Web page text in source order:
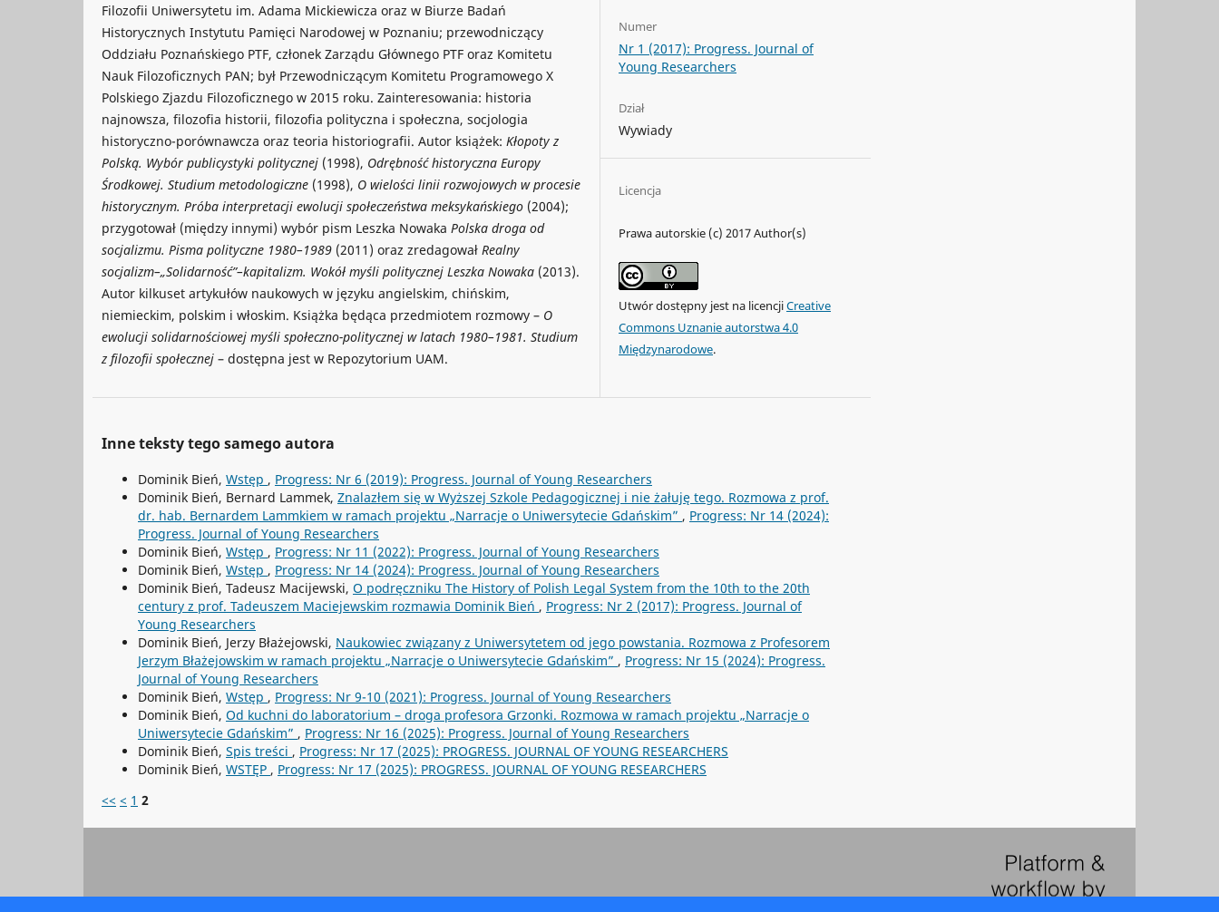
Filozofii Uniwersytetu im. Adama Mickiewicza oraz w Biurze Badań
Historycznych Instytutu Pamięci Narodowej w Poznaniu; przewodniczący
Oddziału Poznańskiego PTF, członek Zarządu Głównego PTF oraz Komitetu
Nauk Filozoficznych PAN; był Przewodniczącym Komitetu Programowego X
Polskiego Zjazdu Filozoficznego w 2015 roku. Zainteresowania: historia
najnowsza, filozofia historii, filozofia polityczna i społeczna, socjologia
historyczno-porównawcza oraz teoria historiografii. Autor książek: Kłopoty z
Polską. Wybór publicystyki politycznej (1998), Odrębność historyczna Europy
Środkowej. Studium metodologiczne (1998), O wielości linii rozwojowych w procesie
historycznym. Próba interpretacji ewolucji społeczeństwa meksykańskiego (2004);
przygotował (między innymi) wybór pism Leszka Nowaka Polska droga od
socjalizmu. Pisma polityczne 1980–1989 (2011) oraz zredagował Realny
socjalizm–„Solidarność”–kapitalizm. Wokół myśli politycznej Leszka Nowaka (2013).
Autor kilkuset artykułów naukowych w języku angielskim, chińskim,
niemieckim, polskim i włoskim. Książka będąca przedmiotem rozmowy – O
ewolucji solidarnościowej myśli społeczno-politycznej w latach 1980–1981. Studium
z filozofii społecznej – dostępna jest w Repozytorium UAM.
Numer
Nr 1 (2017): Progress. Journal of
Young Researchers
Dział
Wywiady
Licencja
Prawa autorskie (c) 2017 Author(s)
Utwór dostępny jest na licencjiCreative
Commons Uznanie autorstwa 4.0
Międzynarodowe.
Inne teksty tego samego autora
Dominik Bień, Wstęp , Progress: Nr 6 (2019): Progress. Journal of Young Researchers
Dominik Bień, Bernard Lammek, Znalazłem się w Wyższej Szkole Pedagogicznej i nie żałuję tego. Rozmowa z prof.
dr. hab. Bernardem Lammkiem w ramach projektu „Narracje o Uniwersytecie Gdańskim” , Progress: Nr 14 (2024):
Progress. Journal of Young Researchers
Dominik Bień, Wstęp , Progress: Nr 11 (2022): Progress. Journal of Young Researchers
Dominik Bień, Wstęp , Progress: Nr 14 (2024): Progress. Journal of Young Researchers
Dominik Bień, Tadeusz Macijewski, O podręczniku The History of Polish Legal System from the 10th to the 20th
century z prof. Tadeuszem Maciejewskim rozmawia Dominik Bień , Progress: Nr 2 (2017): Progress. Journal of
Young Researchers
Dominik Bień, Jerzy Błażejowski, Naukowiec związany z Uniwersytetem od jego powstania. Rozmowa z Profesorem
Jerzym Błażejowskim w ramach projektu „Narracje o Uniwersytecie Gdańskim” , Progress: Nr 15 (2024): Progress.
Journal of Young Researchers
Dominik Bień, Wstęp , Progress: Nr 9-10 (2021): Progress. Journal of Young Researchers
Dominik Bień, Od kuchni do laboratorium – droga profesora Grzonki. Rozmowa w ramach projektu „Narracje o
Uniwersytecie Gdańskim” , Progress: Nr 16 (2025): Progress. Journal of Young Researchers
Dominik Bień, Spis treści , Progress: Nr 17 (2025): PROGRESS. JOURNAL OF YOUNG RESEARCHERS
Dominik Bień, WSTĘP , Progress: Nr 17 (2025): PROGRESS. JOURNAL OF YOUNG RESEARCHERS
<< < 1 2